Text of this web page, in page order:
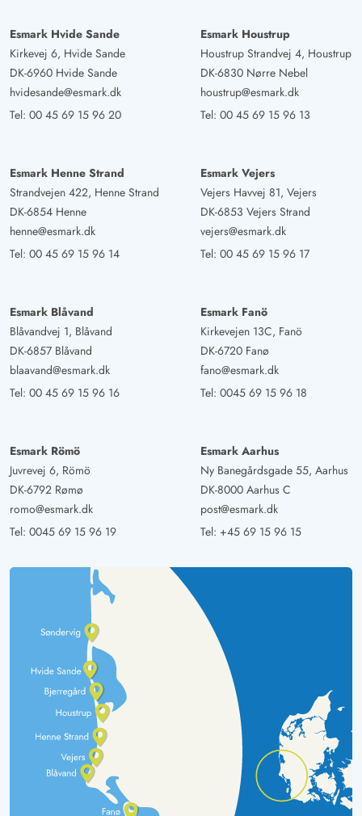
Esmark Hvide Sande
Kirkevej 6, Hvide Sande
DK-6960 Hvide Sande
hvidesande@esmark.dk
Tel: 00 45 69 15 96 20
Esmark Houstrup
Houstrup Strandvej 4, Houstrup
DK-6830 Nørre Nebel
houstrup@esmark.dk
Tel: 00 45 69 15 96 13
Esmark Henne Strand
Strandvejen 422, Henne Strand
DK-6854 Henne
henne@esmark.dk
Tel: 00 45 69 15 96 14
Esmark Vejers
Vejers Havvej 81, Vejers
DK-6853 Vejers Strand
vejers@esmark.dk
Tel: 00 45 69 15 96 17
Esmark Blåvand
Blåvandvej 1, Blåvand
DK-6857 Blåvand
blaavand@esmark.dk
Tel: 00 45 69 15 96 16
Esmark Fanö
Kirkevejen 13C, Fanö
DK-6720 Fanø
fano@esmark.dk
Tel: 0045 69 15 96 18
Esmark Römö
Juvrevej 6, Römö
DK-6792 Rømø
romo@esmark.dk
Tel: 0045 69 15 96 19
Esmark Aarhus
Ny Banegårdsgade 55, Aarhus
DK-8000 Aarhus C
post@esmark.dk
Tel: +45 69 15 96 15